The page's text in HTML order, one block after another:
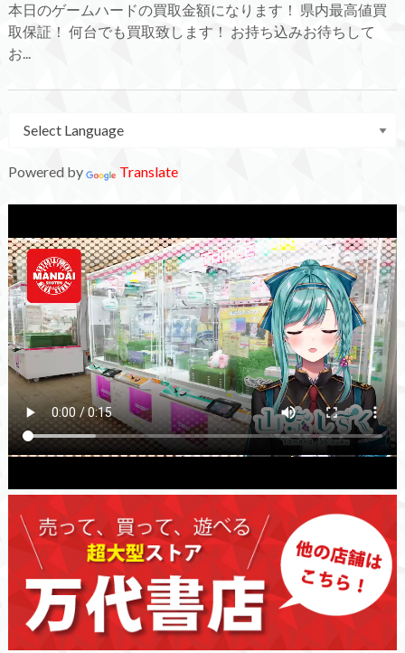
本日のゲームハードの買取金額になります！ 県内最高値買
取保証！ 何台でも買取致します！ お持ち込みお待ちして
お...
Powered by Translate